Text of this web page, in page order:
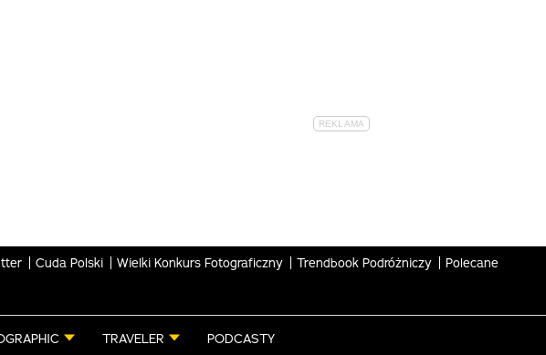
Cuda Polski Wielki Konkurs Fotograficzny Trendbook Podróżniczy Polecane
TRAVELER PODCASTY